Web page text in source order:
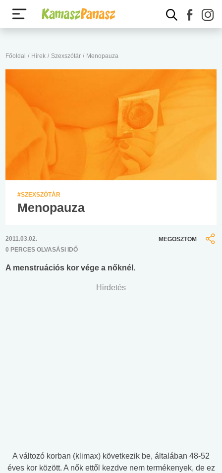
Főoldal / Hírek / Szexszótár / Menopauza
#SZEXSZÓTÁR
Menopauza
2011.03.02.
0 PERCES OLVASÁSI IDŐ
MEGOSZTOM
A menstruációs kor vége a nőknél.
Hirdetés
A változó korban (klimax) következik be, általában 48-52
éves kor között. A nők ettől kezdve nem termékenyek, de ez